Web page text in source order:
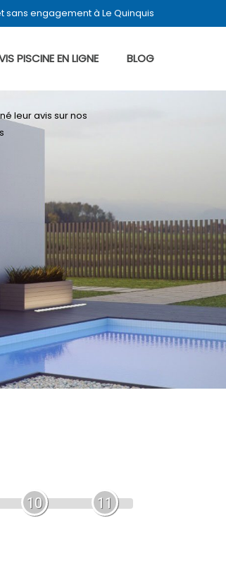
sans engagement à Le Quinquis
PISCINE EN LIGNE BLOG
leuravis sur nos
10 11